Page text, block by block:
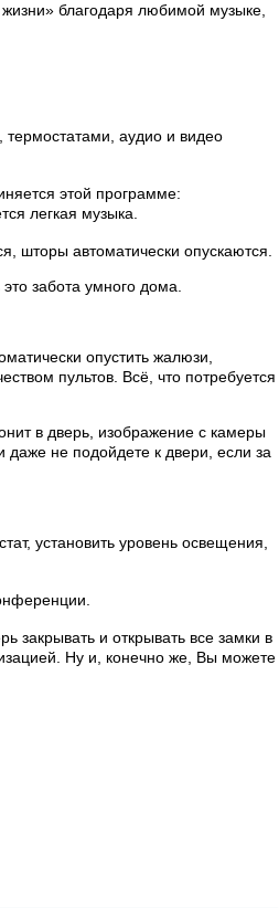
благодаря любимой музыке,
аудио и видео
этой программе:
легкая музыка.
шторы автоматически опускаются.
забота умного дома.
опустить жалюзи,
пультов. Всё, что потребуется
в дверь, изображение с камеры
даже не подойдете к двери, если за
установить уровень освещения,
и открывать все замки в
Ну и, конечно же, Вы можете